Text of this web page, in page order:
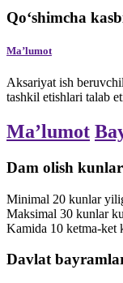
Qo‘shimcha
Maʼlumot
Aksariyat ish
tashkil etishlari talab
Maʼlumot
Dam olish
Minimal 20 kunlar
Maksimal 30 kunlar
Kamida 10 ketma-ket
Davlat